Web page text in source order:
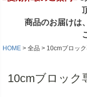
商品のお届けは、
HOME 全品 10cmブロッ
10cmブロック